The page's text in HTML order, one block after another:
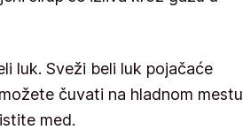
luk. Sveži beli luk pojačaće
čuvati na hladnom mestu
med.